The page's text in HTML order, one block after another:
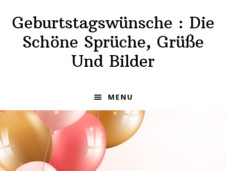
navigation
content
Geburtstagswünsche : Die
Schöne Sprüche, Grüße
Und Bilder
MENU